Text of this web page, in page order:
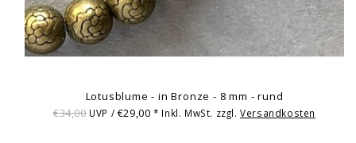
Lotusblume - in Bronze - 8 mm - rund
€34,00 UVP / €29,00* Inkl. MwSt. zzgl.Versandkosten